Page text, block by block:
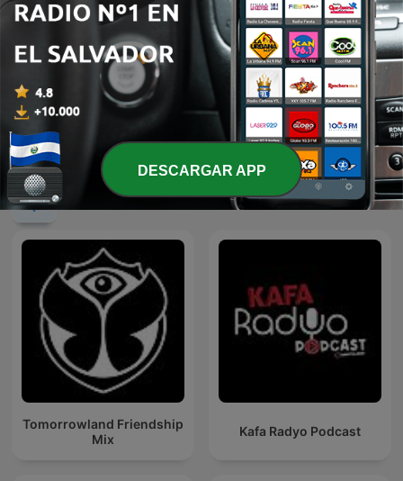
4 X 4
Más podcasts internacionales de Música
Tomorrowland Friendship
Mix
Kafa Radyo Podcast
DESCARGAR APP